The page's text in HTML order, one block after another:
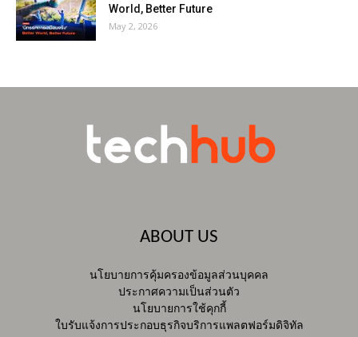
World, Better Future
May 2, 2026
ABOUT US
นโยบายการคุ้มครองข้อมูลส่วนบุคคล
ประกาศความเป็นส่วนตัว
นโยบายการใช้คุกกี้
ใบรับแจ้งการประกอบธุรกิจบริการแพลตฟอร์มดิจิทัล